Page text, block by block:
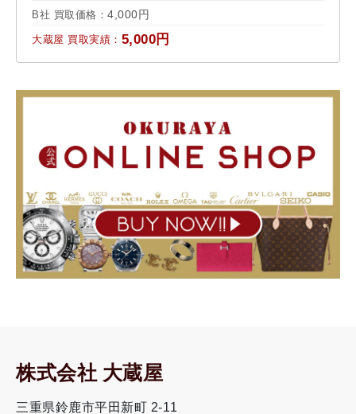
B社 買取価格： 4,000円
大蔵屋 買取実績： 5,000円
株式会社 大蔵屋
三重県鈴鹿市平田新町 2-11